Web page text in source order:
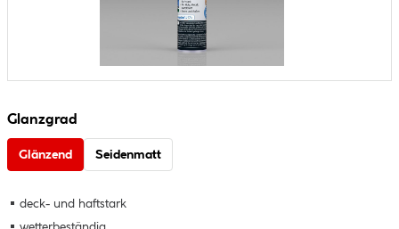
Glanzgrad
Glänzend Seidenmatt
deck- und haftstark